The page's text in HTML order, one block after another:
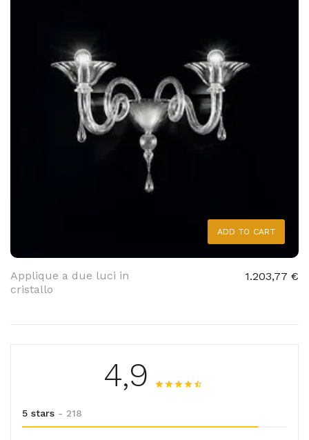
ADD TO CART
Applique a due luci in
cristallo
1.203,77 €
4,9
5 stars - 218